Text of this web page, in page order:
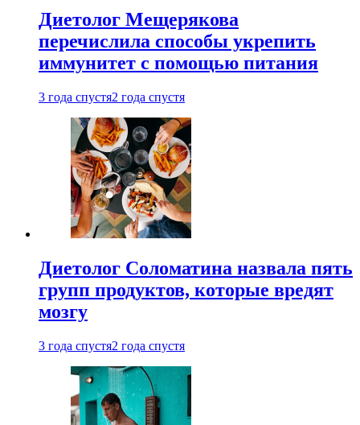
Диетолог Мещерякова
перечислила способы укрепить
иммунитет с помощью питания
3 года спустя2 года спустя
Диетолог Соломатина назвала пять
групп продуктов, которые вредят
мозгу
3 года спустя2 года спустя